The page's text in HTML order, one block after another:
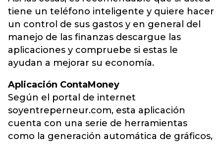
tiene un teléfono inteligente y quiere hacer
un control de sus gastos y en general del
manejo de las finanzas descargue las
aplicaciones y compruebe si estas le
ayudan a mejorar su economía.
Aplicación ContaMoney
Según el portal de internet
soyentreperneur.com, esta aplicación
cuenta con una serie de herramientas
como la generación automática de gráficos,